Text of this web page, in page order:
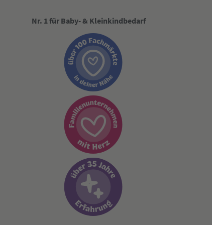
Nr. 1 für Baby- & Kleinkindbedarf